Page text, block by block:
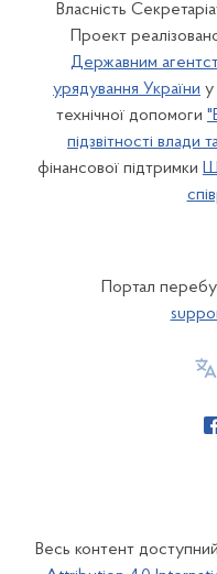
Власність
Проект
Державним
урядування України у
технічної допомоги
підзвітності влади
фінансової підтримки
Портал
Весь контент